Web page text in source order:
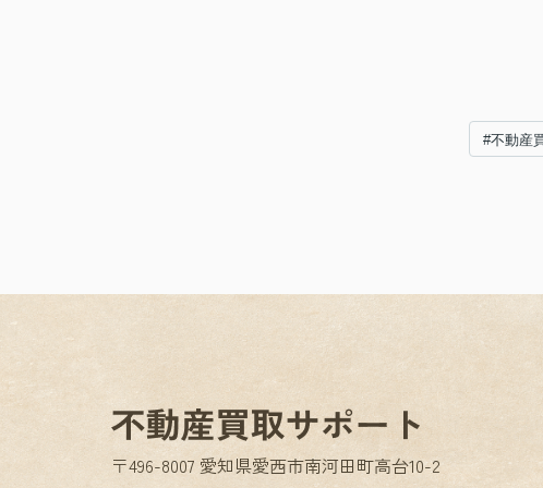
#不動産
〒496-8007 愛知県愛西市南河田町高台10-2